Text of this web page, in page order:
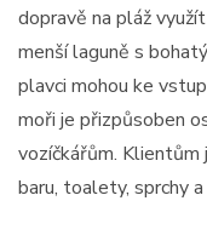
dopravě na pláž
menší laguně s
plavci mohou ke
moři je přizpůsoben
vozíčkářům. Klientům
baru, toalety, sprchy